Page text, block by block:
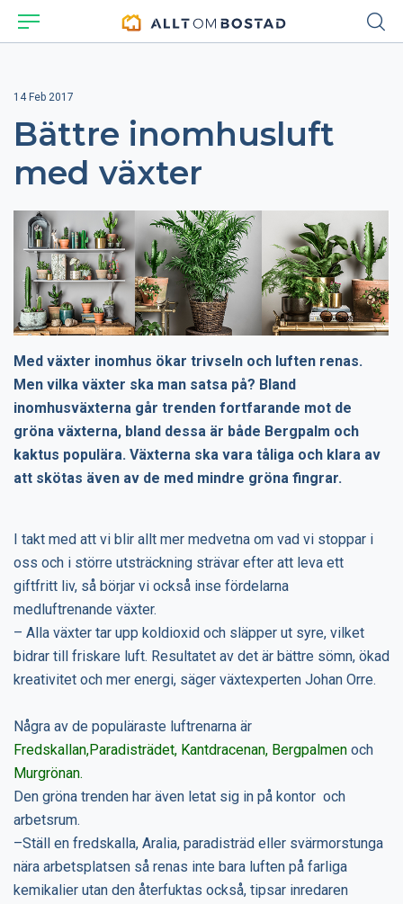
14 Feb 2017
Bättre inomhusluft
med växter
Med växter inomhus ökar trivseln och luften renas.
Men vilka växter ska man satsa på? Bland
inomhusväxterna går trenden fortfarande mot de
gröna växterna, bland dessa är både Bergpalm och
kaktus populära. Växterna ska vara tåliga och klara av
att skötas även av de med mindre gröna fingrar.
I takt med att vi blir allt mer medvetna om vad vi stoppar i
oss och i större utsträckning strävar efter att leva ett
giftfritt liv, så börjar vi också inse fördelarna
medluftrenande växter.
– Alla växter tar upp koldioxid och släpper ut syre, vilket
bidrar till friskare luft. Resultatet av det är bättre sömn, ökad
kreativitet och mer energi, säger växtexperten Johan Orre.
Några av de populäraste luftrenarna är
Fredskallan,Paradisträdet, Kantdracenan, Bergpalmen och
Murgrönan.
Den gröna trenden har även letat sig in på kontor och
arbetsrum.
–Ställ en fredskalla, Aralia, paradisträd eller svärmorstunga
nära arbetsplatsen så renas inte bara luften på farliga
kemikalier utan den återfuktas också, tipsar inredaren